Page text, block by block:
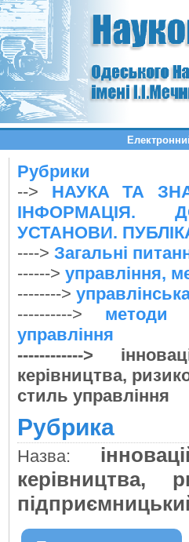
Рубрики
--> НАУКА ТА
ІНФОРМАЦІЯ.
УСТАНОВИ.
----> Загальні
------> управління,
-------->
----------> методи
управління
------------>
керівництва,
стиль управління
Рубрика
Назва:
керівництва,